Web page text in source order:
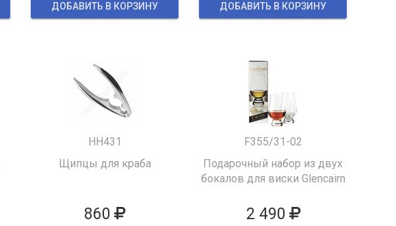
ДОБАВИТЬ В КОРЗИНУ ДОБАВИТЬ В КОРЗИНУ
HH431
Щипцы для краба
860
F355/31-02
Подарочный набор из двух
бокалов для виски Glencairn
2 490